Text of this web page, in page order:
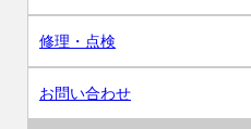
修理・点検
お問い合わせ